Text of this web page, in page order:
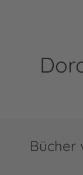
Bücher